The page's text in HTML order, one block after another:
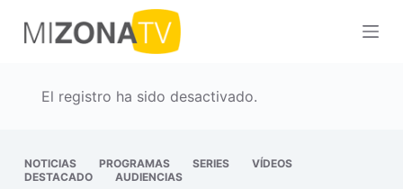
S
a
a
El registro ha sido desactivado.
NOTICIAS PROGRAMAS SERIES
VÍDEOS
DESTACADO
AUDIENCIAS